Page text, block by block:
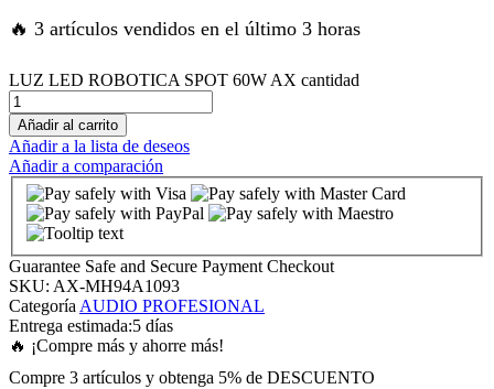
satın al
panel
panel
panel
panel
panel
🔥 3 artículos vendidos en el último 3 horas
LUZ LED ROBOTICA SPOT 60W AX cantidad
Añadir al carrito
Añadir a la lista de deseos
Añadir a comparación
Guarantee Safe and Secure Payment Checkout
SKU: AX-MH94A1093
Categoría AUDIO PROFESIONAL
Entrega estimada:5 días
🔥 ¡Compre más y ahorre más!
Compre 3 artículos y obtenga 5% de DESCUENTO